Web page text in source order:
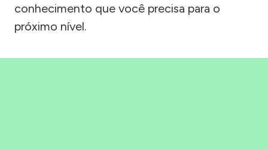
conhecimento que você precisa para o
próximo nível.